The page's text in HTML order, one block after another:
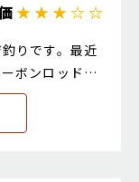
★ ★ ★ ☆ ☆
りです。最近
ボンロッドは
低5本は並べ
す。